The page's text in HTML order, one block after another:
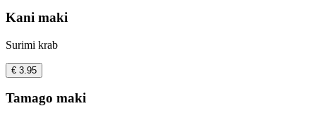
Kani maki
Surimi krab
€ 3.95
Tamago maki